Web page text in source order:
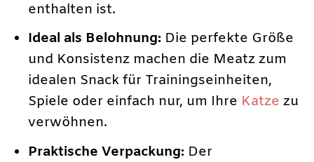
enthalten ist.
Ideal als Belohnung: Die perfekte Größe
und Konsistenz machen die Meatz zum
idealen Snack für Trainingseinheiten,
Spiele oder einfach nur, um Ihre Katze zu
verwöhnen.
Praktische Verpackung: Der